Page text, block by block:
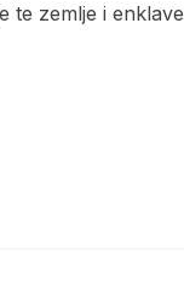
te zemlje i enklave